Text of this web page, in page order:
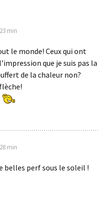
min
le monde! Ceux qui ont
que je suis pas la
de la chaleur non?
min
belles perf sous le soleil !